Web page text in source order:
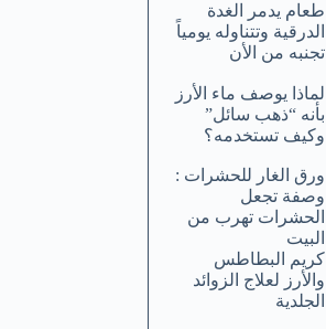
طعام يدمر الغدة
الدرقية وتتناوله يومياً
تجنبه من الأن
لماذا يوصف ماء الأرز
بأنه “ذهب سائل”
وكيف تستخدمه؟
ورق الغار للحشرات :
وصفة تجعل
الحشرات تهرب من
البيت
كريم البطاطس
والأرز لعلاج الزوائد
الجلدية